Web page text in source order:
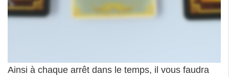
Ainsi à chaque arrêt dans le temps, il vous faudra